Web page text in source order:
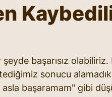
başarısız
sonucu alamadık.
başaramam" gibi